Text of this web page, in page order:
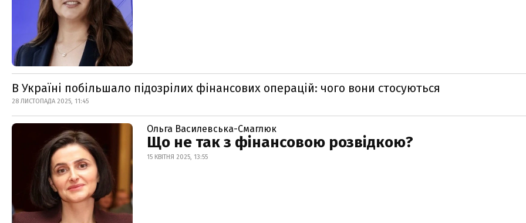
В Україні побільшало підозрілих фінансових операцій: чого вони стосуються
28 ЛИСТОПАДА 2025, 11:45
Ольга Василевська-Смаглюк
Що не так з фінансовою розвідкою?
15 КВІТНЯ 2025, 13:55